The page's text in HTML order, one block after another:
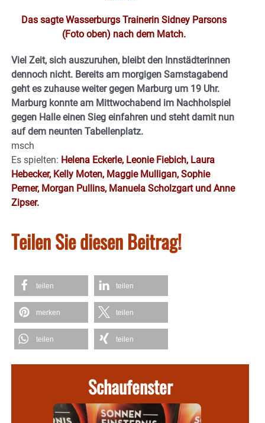
Das sagte Wasserburgs Trainerin Sidney Parsons
(Foto oben) nach dem Match.
Viel Zeit, sich auszuruhen, bleibt den Innstädterinnen
dennoch nicht. Bereits am morgigen Samstagabend
geht es zuhause weiter gegen Marburg um 19 Uhr.
Marburg konnte am Mittwochabend im Nachholspiel
gegen Halle einen Sieg einfahren und steht damit nun
auf dem neunten Tabellenplatz.
msch
Es spielten: Helena Eckerle, Leonie Fiebich, Laura
Hebecker, Kelly Moten, Maggie Mulligan, Sophie
Perner, Morgan Pullins, Manuela Scholzgart und Anne
Zipser.
Teilen Sie diesen Beitrag!
teilen teilen
merken teilen
teilen teilen
Schaufenster